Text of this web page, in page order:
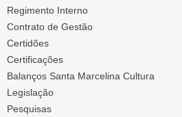
Regimento Interno
Contrato de Gestão
Certidões
Certificações
Balanços Santa Marcelina Cultura
Legislação
Pesquisas